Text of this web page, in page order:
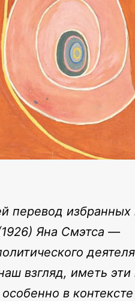
перевод избранных
Яна Смэтса —
взгляд, иметь эти
в контексте